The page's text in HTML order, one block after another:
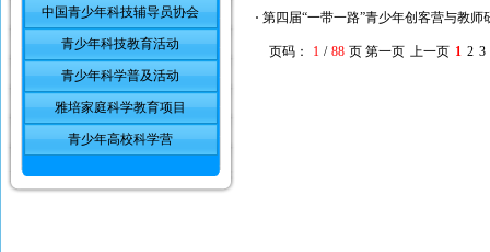
中国青少年科技辅导员协会
青少年科技教育活动
青少年科学普及活动
雅培家庭科学教育项目
青少年高校科学营
第四届“一带一路”青少年创客营与教师
页码： 1 / 88 页 第一页 上一页 1 2 3